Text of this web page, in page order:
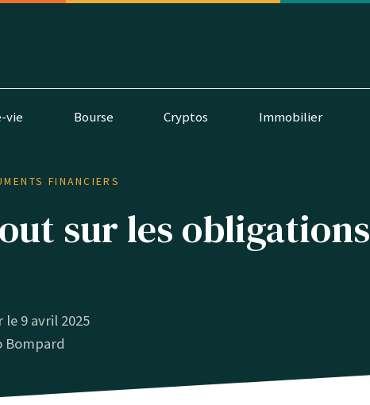
vie Bourse Cryptos Immobilier
FINANCIERS
sur les obligations
le 9 avril 2025
Bompard